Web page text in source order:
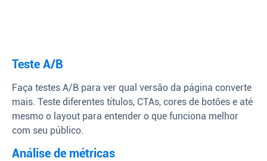
Teste A/B
Faça testes A/B para ver qual versão da página converte
mais. Teste diferentes títulos, CTAs, cores de botões e até
mesmo o layout para entender o que funciona melhor
com seu público.
Análise de métricas